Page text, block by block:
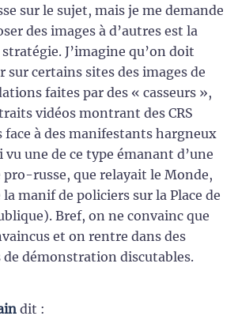
sur le sujet, mais je me demande
des images à d’autres est la
J’imagine qu’on doit
sur certains sites des images de
faites par des « casseurs »,
vidéos montrant des CRS
face à des manifestants hargneux
vu une de ce type émanant d’une
pro-russe, que relayait le Monde,
la manif de policiers sur la Place de
Bref, on ne convainc que
et on rentre dans des
de démonstration discutables.
dit :